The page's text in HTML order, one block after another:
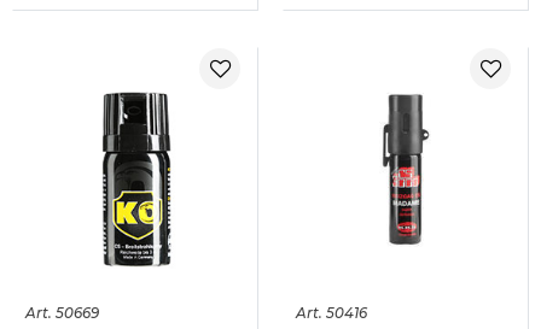
Art. 50669 Art. 50416